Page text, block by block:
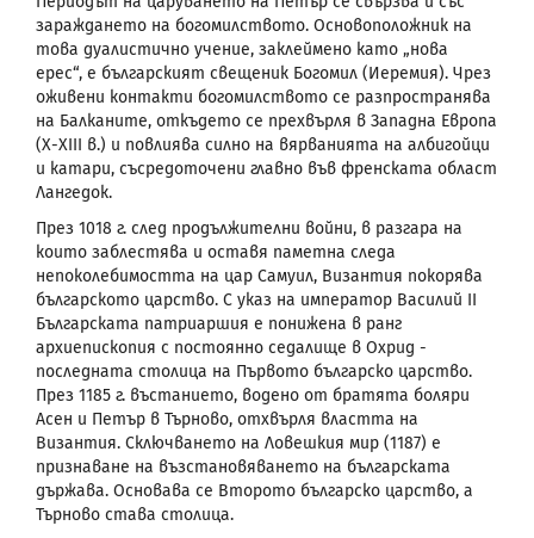
зараждането на богомилството. Основоположник на
това дуалистично учение, заклеймено като „нова
ерес“, е българският свещеник Богомил (Иеремия). Чрез
оживени контакти богомилството се разпространява
на Балканите, откъдето се прехвърля в Западна Европа
(Х-XIII в.) и повлиява силно на вярванията на албигойци
и катари, съсредоточени главно във френската област
Лангедок.
През 1018 г. след продължителни войни, в разгара на
които заблестява и оставя паметна следа
непоколебимостта на цар Самуил, Византия покорява
българското царство. С указ на император Василий II
Българската патриаршия е понижена в ранг
архиепископия с постоянно седалище в Охрид -
последната столица на Първото българско царство.
През 1185 г. въстанието, водено от братята боляри
Асен и Петър в Търново, отхвърля властта на
Византия. Сключването на Ловешкия мир (1187) е
признаване на възстановяването на българската
държава. Основава се Второто българско царство, а
Търново става столица.